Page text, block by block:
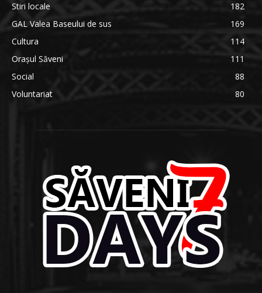
Stiri locale
182
GAL Valea Baseului de sus
169
Cultura
114
Orașul Săveni
111
Social
88
Voluntariat
80